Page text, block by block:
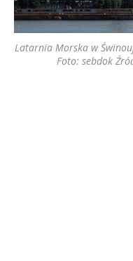
Latarnia Morska w
Foto: sebdok